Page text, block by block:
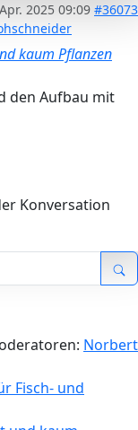
2025 09:09 #36073
kaum Pflanzen
den Aufbau mit
Konversation
Norbert
Fisch- und